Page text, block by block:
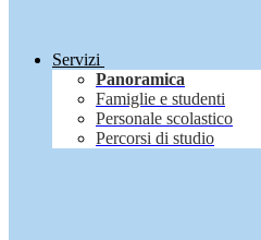
Servizi
Panoramica
Famiglie e studenti
Personale scolastico
Percorsi di studio